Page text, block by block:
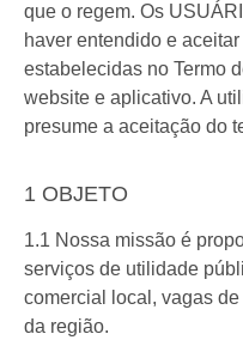
que o regem. Os
haver entendido e
estabelecidas no Termo
website e aplicativo. A
presume a aceitação do
1 OBJETO
1.1 Nossa missão é
serviços de utilidade
comercial local, vagas
da região.